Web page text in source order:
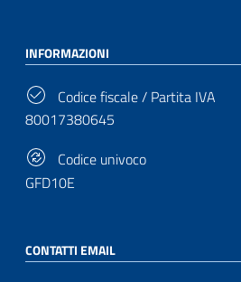
INFORMAZIONI
Codice fiscale / Partita IVA
80017380645
Codice univoco
GFD10E
CONTATTI EMAIL